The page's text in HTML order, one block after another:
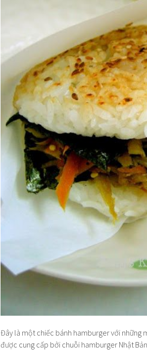
Đây là một chiếc bánh hamburger với những
được cung cấp bởi chuỗi hamburger Nhật